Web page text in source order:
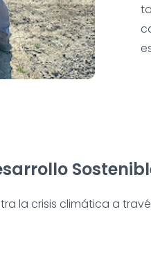
crisis climática a